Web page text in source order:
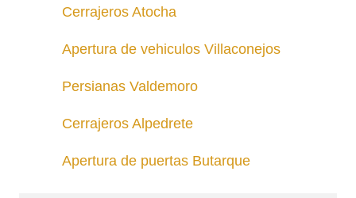
Cerrajeros Atocha
Apertura de vehiculos Villaconejos
Persianas Valdemoro
Cerrajeros Alpedrete
Apertura de puertas Butarque